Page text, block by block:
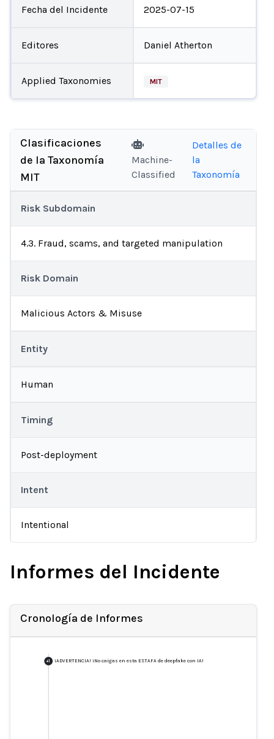
Fecha del Incidente 2025-07-15
Editores Daniel Atherton
Applied Taxonomies MIT
Clasificaciones
de la Taxonomía
MIT
Machine-
Classified
Detalles de
la
Taxonomía
Risk Subdomain
4.3. Fraud, scams, and targeted manipulation
Risk Domain
Malicious Actors & Misuse
Entity
Human
Timing
Post-deployment
Intent
Intentional
Informes del Incidente
Cronología de Informes
+1 ¡ADVERTENCIA! ¡No caigas en esta ESTAFA de deepfake con IA!